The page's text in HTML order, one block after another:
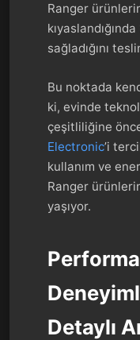
Ranger
sağladığını
Bu noktada
ki, evinde
çeşitliliğine
Electronic’i
kullanım ve
Ranger
yaşıyor.
Detaylı